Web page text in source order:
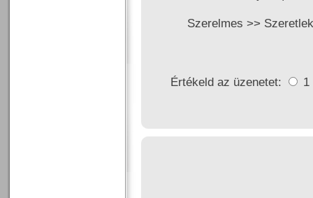
Szerelmes >> Szeretlek
Értékeld az üzenetet: 1